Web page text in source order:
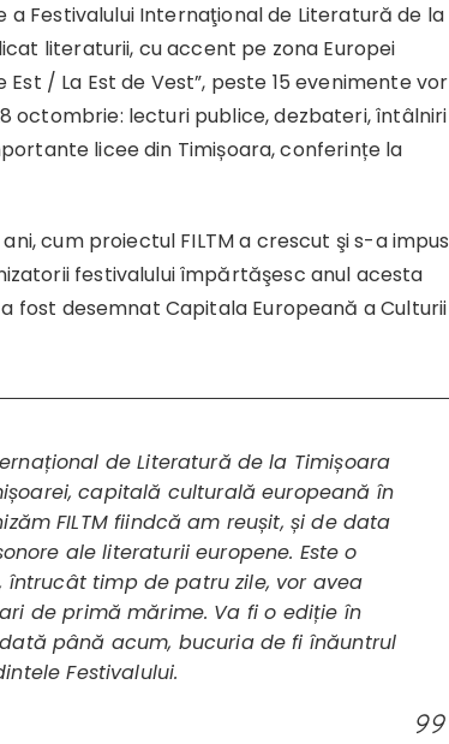
a Festivalului Internaţional de Literatură de la
literaturii, cu accent pe zona Europei
Est / La Est de Vest”, peste 15 evenimente vor
octombrie: lecturi publice, dezbateri, întâlniri
licee din Timișoara, conferințe la
cum proiectul FILTM a crescut şi s-a impus
festivalului împărtăşesc anul acesta
fost desemnat Capitala Europeană a Culturii
de Literatură de la Timișoara
capitală culturală europeană în
FILTM fiindcă am reușit, și de data
ale literaturii europene. Este o
timp de patru zile, vor avea
de primă mărime. Va fi o ediție în
până acum, bucuria de fi înăuntrul
Festivalului.